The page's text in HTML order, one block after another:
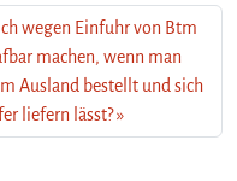
wegen Einfuhr von Btm
machen, wenn man
Ausland bestellt und sich
liefern lässt?